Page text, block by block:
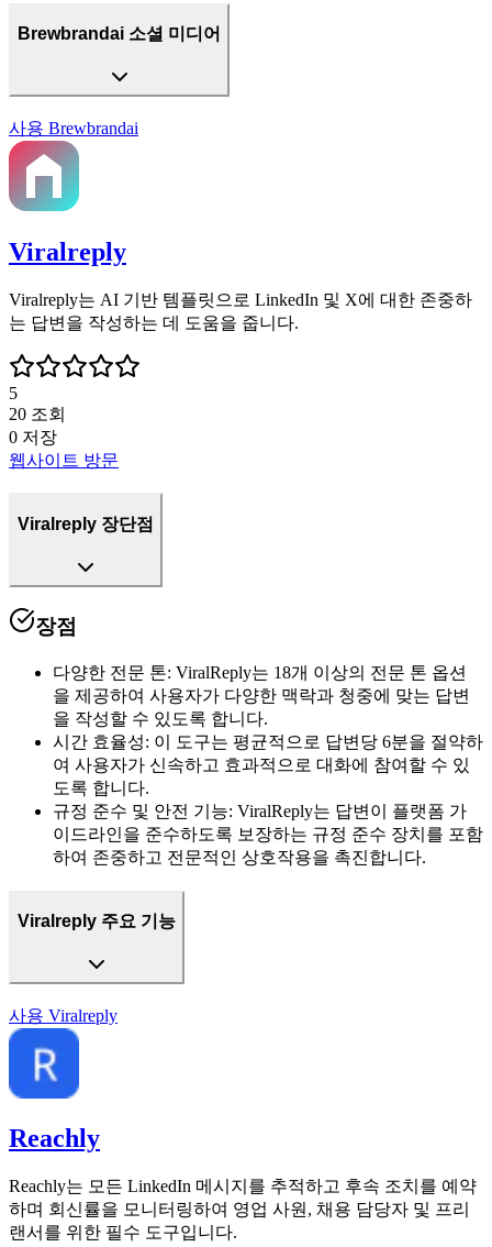
Brewbrandai 소셜 미디어
사용 Brewbrandai
Viralreply
Viralreply는 AI 기반 템플릿으로 LinkedIn 및 X에 대한 존중하
는 답변을 작성하는 데 도움을 줍니다.
5
20 조회
0 저장
웹사이트 방문
Viralreply 장단점
장점
다양한 전문 톤: ViralReply는 18개 이상의 전문 톤 옵션
을 제공하여 사용자가 다양한 맥락과 청중에 맞는 답변
을 작성할 수 있도록 합니다.
시간 효율성: 이 도구는 평균적으로 답변당 6분을 절약하
여 사용자가 신속하고 효과적으로 대화에 참여할 수 있
도록 합니다.
규정 준수 및 안전 기능: ViralReply는 답변이 플랫폼 가
이드라인을 준수하도록 보장하는 규정 준수 장치를 포함
하여 존중하고 전문적인 상호작용을 촉진합니다.
Viralreply 주요 기능
사용 Viralreply
Reachly
Reachly는 모든 LinkedIn 메시지를 추적하고 후속 조치를 예약
하며 회신률을 모니터링하여 영업 사원, 채용 담당자 및 프리
랜서를 위한 필수 도구입니다.